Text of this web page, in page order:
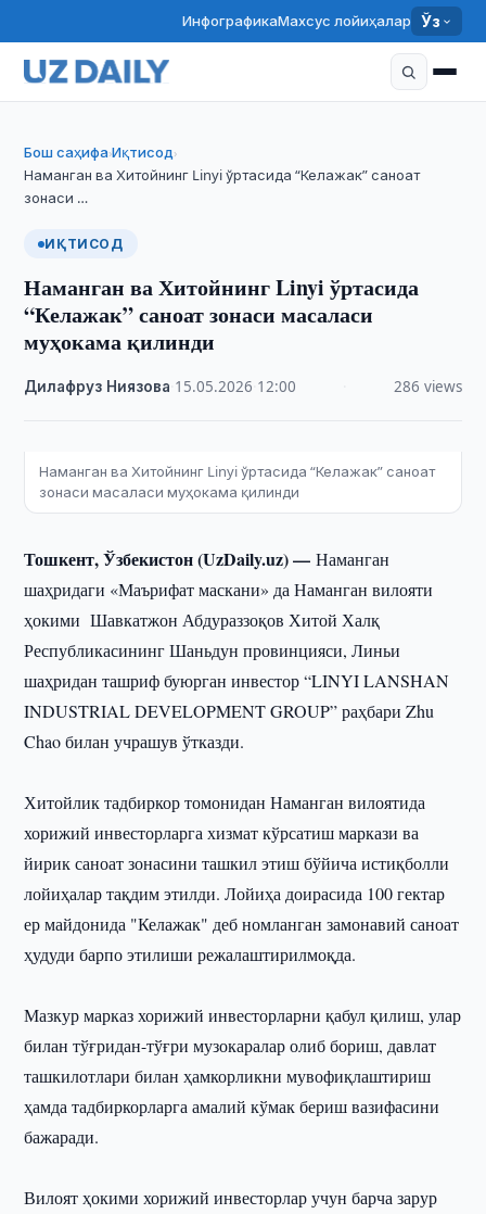
ИнфографикаМахсус лойиҳалар Ўз
Бош саҳифа›Иқтисод›
Наманган ва Хитойнинг Linyi ўртасида “Келажак” саноат
зонаси …
ИҚТИСОД
Наманган ва Хитойнинг Linyi ўртасида
“Келажак” саноат зонаси масаласи
муҳокама қилинди
Дилафруз Ниязова 15.05.2026 12:00 286 views
Наманган ва Хитойнинг Linyi ўртасида “Келажак” саноат
зонаси масаласи муҳокама қилинди
Тошкент, Ўзбекистон (UzDaily.uz) —Наманган
шаҳридаги «Маърифат маскани» да Наманган вилояти
ҳокими Шавкатжон Абдураззоқов Хитой Халқ
Республикасининг Шаньдун провинцияси, Линьи
шаҳридан ташриф буюрган инвестор “LINYI LANSHAN
INDUSTRIAL DEVELOPMENT GROUP” раҳбари Zhu
Chao билан учрашув ўтказди.
Хитойлик тадбиркор томонидан Наманган вилоятида
хорижий инвесторларга хизмат кўрсатиш маркази ва
йирик саноат зонасини ташкил этиш бўйича истиқболли
лойиҳалар тақдим этилди. Лойиҳа доирасида 100 гектар
ер майдонида "Келажак" деб номланган замонавий саноат
ҳудуди барпо этилиши режалаштирилмоқда.
Мазкур марказ хорижий инвесторларни қабул қилиш, улар
билан тўғридан-тўғри музокаралар олиб бориш, давлат
ташкилотлари билан ҳамкорликни мувофиқлаштириш
ҳамда тадбиркорларга амалий кўмак бериш вазифасини
бажаради.
Вилоят ҳокими хорижий инвесторлар учун барча зарур